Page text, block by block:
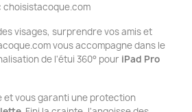
choisistacoque.com
visages, surprendre vos amis et
vous accompagne dans le
de l'étui 360° pour iPad Pro
et vous garanti une protection